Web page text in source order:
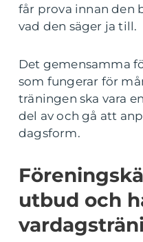
får prova innan den
vad den säger ja till.
Det gemensamma
som fungerar för
träningen ska vara
del av och gå att
dagsform.
utbud och